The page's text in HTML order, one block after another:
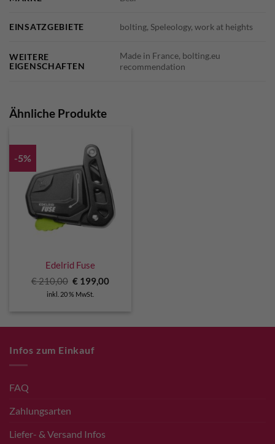
EINSATZGEBIETE bolting, Speleology, work at heights
WEITERE
EIGENSCHAFTEN
Made in France, bolting.eu
recommendation
Ähnliche Produkte
-5%
Edelrid Fuse
€210,00 Ursprünglicher
war:
€ 199,00Aktueller
inkl. 20 % MwSt.
Infos zum Einkauf
FAQ
Zahlungsarten
Liefer- & Versand Infos